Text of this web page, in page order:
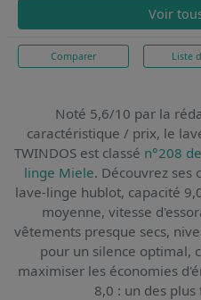
Voir
Comparer Liste
Noté 5,6/10 par la
caractéristique / prix, le
TWINDOS est classé n°208
linge Miele. Découvrez ses
lave-linge hublot, capacité
moyenne, vitesse
vêtements presque secs,
pour un silence optimal,
maximiser les économies
8,0 : un des